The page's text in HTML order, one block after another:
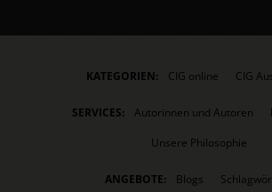
KATEGORIEN: CIG online CIG
SERVICES: Autorinnen und Autoren
Unsere Philosophie
ANGEBOTE: Blogs